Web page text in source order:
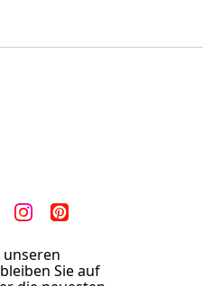
unseren
Sie auf